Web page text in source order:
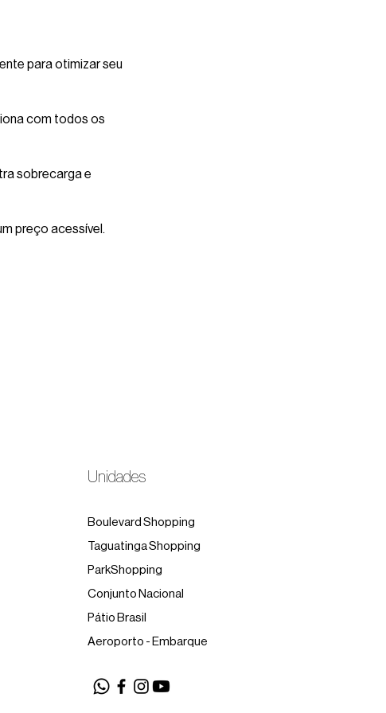
para otimizar seu
com todos os
sobrecarga e
preço acessível.
Unidades
Boulevard Shopping
Taguatinga Shopping
ParkShopping
Conjunto Nacional
Pátio Brasil
Aeroporto - Embarque